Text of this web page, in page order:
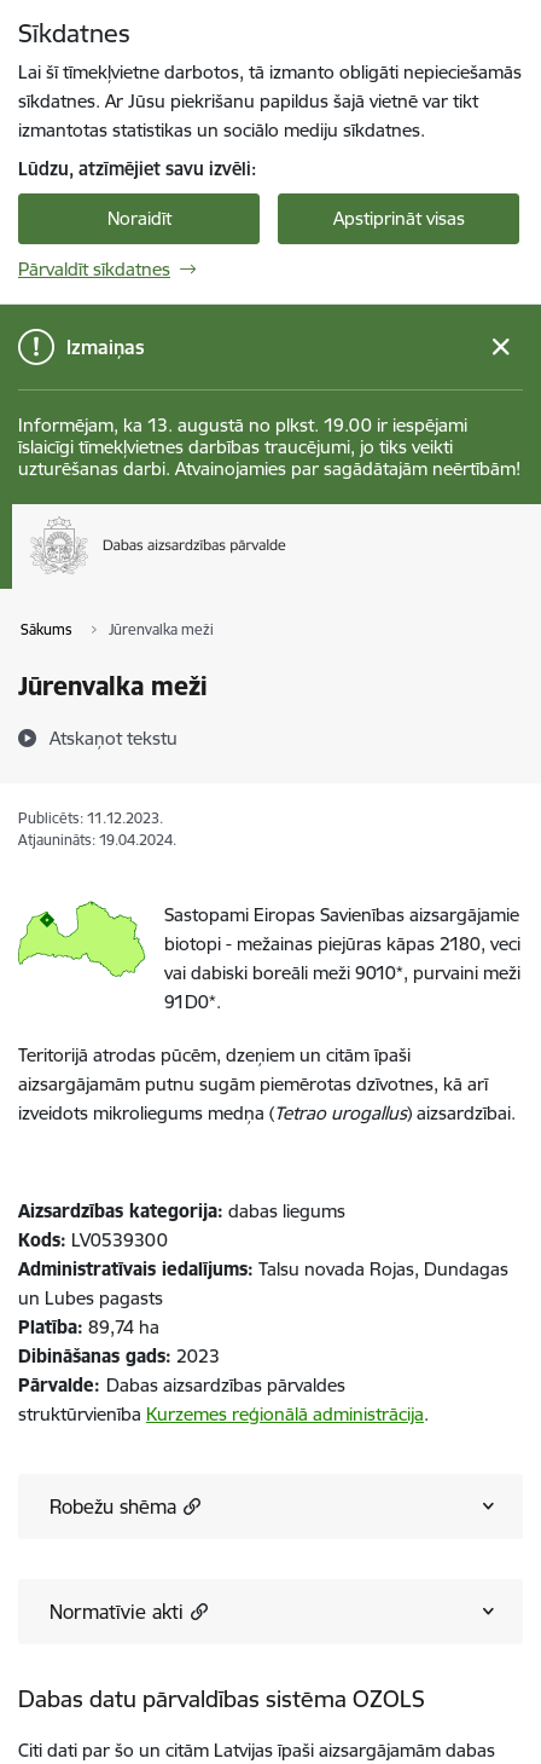
Sīkdatnes
Lai šī tīmekļvietne darbotos, tā izmanto obligāti nepieciešamās
sīkdatnes. Ar Jūsu piekrišanu papildus šajā vietnē var tikt
izmantotas statistikas un sociālo mediju sīkdatnes.
Lūdzu, atzīmējiet savu izvēli:
Noraidīt Apstiprināt visas
Pārvaldīt sīkdatnes
Izmaiņas
Informējam, ka 13. augustā no plkst. 19.00 ir iespējami
īslaicīgi tīmekļvietnes darbības traucējumi, jo tiks veikti
uzturēšanas darbi. Atvainojamies par sagādātajām neērtībām!
Sākums Jūrenvalka meži
Jūrenvalka meži
Atskaņot tekstu
Publicēts: 11.12.2023.
Atjaunināts: 19.04.2024.
Sastopami Eiropas Savienības aizsargājamie
biotopi - mežainas piejūras kāpas 2180, veci
vai dabiski boreāli meži 9010*, purvaini meži
91D0*.
Teritorijā atrodas pūcēm, dzeņiem un citām īpaši
aizsargājamām putnu sugām piemērotas dzīvotnes, kā arī
izveidots mikroliegums medņa (Tetrao urogallus) aizsardzībai.
Aizsardzības kategorija: dabas liegums
Kods: LV0539300
Administratīvais iedalījums: Talsu novada Rojas, Dundagas
un Lubes pagasts​​​​​​​
Platība: 89,74 ha​​​​​​​
Dibināšanas gads: 2023
Pārvalde: Dabas aizsardzības pārvaldes
struktūrvienība Kurzemes reģionālā administrācija.
Robežu shēma
Normatīvie akti
Dabas datu pārvaldības sistēma OZOLS
Citi dati par šo un citām Latvijas īpaši aizsargājamām dabas